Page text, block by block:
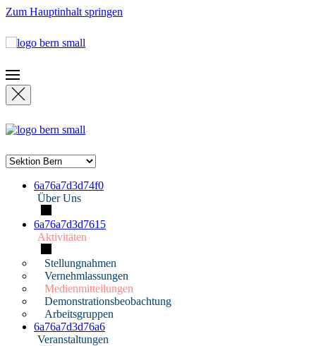
Zum Hauptinhalt springen
6a76a7d3d74f0
Über Uns
6a76a7d3d7615
Aktivitäten
Stellungnahmen
Vernehmlassungen
Medienmitteilungen
Demonstrationsbeobachtung
Arbeitsgruppen
6a76a7d3d76a6
Veranstaltungen